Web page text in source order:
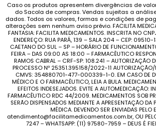
Caso os produtos apresentem divergências de
do Sacola de compras. Vendas sujeitas a
dados. Todos os valores, formas e condições de
alterações sem nenhum aviso prévio. FACILITA
FANTASIA: FACILITA MEDICAMENTOS. INSCRITA NO
ENDEREÇO: RUA PARÁ, 139 – SALA 204 – CEP:
CAETANO DO SUL – SP – HORÁRIO DE
FEIRA – DAS 09:00 AS 18:00 – FARMACÊUTICO
RAMOS CABRAL – CRF-SP: 108.241 – AUTORIZAÇÃO
PROCESSO Nº 25351.395158/2022-11
CMVS: 354880701-477-000339-1-0. EM CASO DE
MÉDICO E O FARMACÊUTICO, LEIA A BULA.
EFEITOS INDESEJADOS. EVITE A AUTOMEDICAÇÃO:
FARMACÊUTICO RDC 44/2009. MEDICAMENTOS SOB
SERÃO DISPENSADOS MEDIANTE A APRESENTAÇÃO DA
MÉDICA. DEVENDO SER ENVIADAS PELO
atendimento@facilitamedicamentos.com.br, OU PELO
7247 – WHATSAPP: (11) 97580-7959 – DEUS É